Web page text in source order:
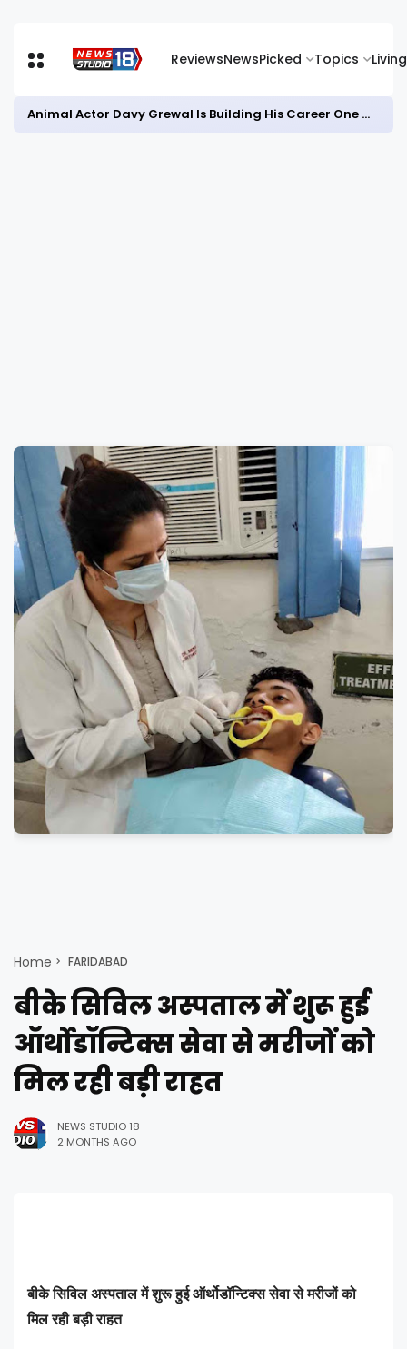
ReviewsNewsPicked Topics Living
Animal Actor Davy Grewal Is Building His Career One Role at a Time- from Courtrooms to Cinema
Home FARIDABAD
बीके सिविल अस्पताल में शुरू हुई
ऑर्थोडॉन्टिक्स सेवा से मरीजों को
मिल रही बड़ी राहत
NEWS STUDIO 18
2 MONTHS AGO
बीके सिविल अस्पताल में शुरू हुई ऑर्थोडॉन्टिक्स सेवा से मरीजों को
मिल रही बड़ी राहत